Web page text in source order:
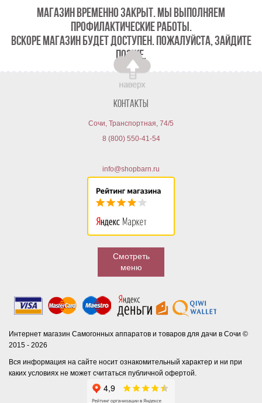
МАГАЗИН ВРЕМЕННО ЗАКРЫТ. МЫ ВЫПОЛНЯЕМ
ПРОФИЛАКТИЧЕСКИЕ РАБОТЫ.
ВСКОРЕ МАГАЗИН БУДЕТ ДОСТУПЕН. ПОЖАЛУЙСТА, ЗАЙДИТЕ
ПОЗЖЕ.
Контакты
Сочи, Транспортная, 74/5
8 (800) 550-41-54
info@shopbarn.ru
Смотреть
меню
Интернет магазин Самогонных аппаратов и товаров для дачи в Сочи ©
2015 - 2026
Вся информация на сайте носит ознакомительный характер и ни при
каких условиях не может считаться публичной офертой.